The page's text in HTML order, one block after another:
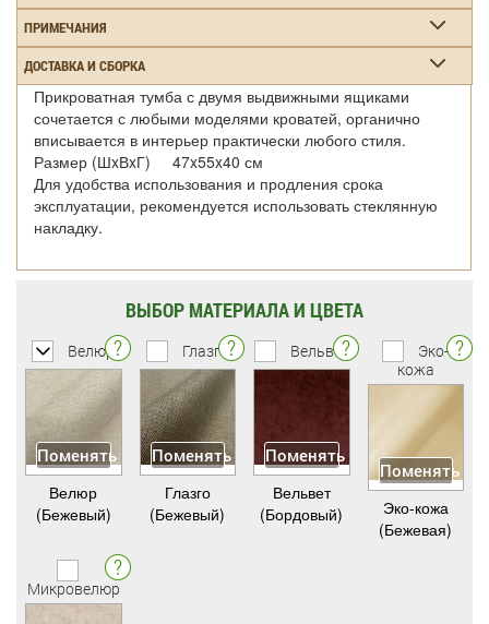
ПРИМЕЧАНИЯ
ДОСТАВКА И СБОРКА
Прикроватная тумба с двумя выдвижными ящиками
сочетается с любыми моделями кроватей, органично
вписывается в интерьер практически любого стиля.
Размер (ШxВxГ) 47x55x40 см
Для удобства использования и продления срока
эксплуатации, рекомендуется использовать стеклянную
накладку.
ВЫБОР МАТЕРИАЛА И ЦВЕТА
Велюр
Поменять
Велюр
(Бежевый)
Глазго
Поменять
Глазго
(Бежевый)
Вельвет
Поменять
Вельвет
(Бордовый)
Эко-
кожа
Поменять
Эко-кожа
(Бежевая)
Микровелюр